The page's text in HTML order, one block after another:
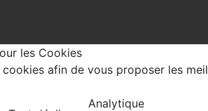
les Cookies
afin de vous proposer les
Analytique